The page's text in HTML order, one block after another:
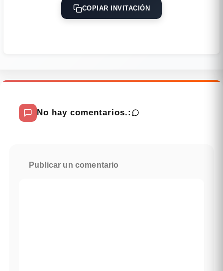
COPIAR INVITACIÓN
No hay comentarios.:
Publicar un comentario